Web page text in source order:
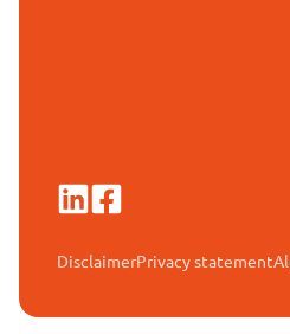
DisclaimerPrivacy statement